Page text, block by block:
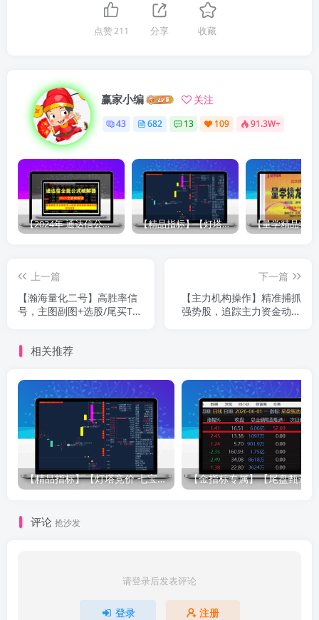
点赞211 分享 收藏
赢家小编 关注
43 682 13 109 91.3W+
【2024年 通达信公式解密器全能版】通达信指标公式密码解密器，全能版（无需卡密，不限电脑）原创独家 【精品指标】【灯塔竞价 七宝妙树 资金1号 龙年1号池】四合一完整版（众筹系列）
上一篇
【瀚海量化二号】高胜率信
号，主图副图+选股/尾买T1
下一篇
【主力机构操作】精准捕抓
强势股，追踪主力资金动向
相关推荐
【精品指标】【灯塔竞价 七宝妙树 资金1号 龙年1号池】四合一完整版（众筹系列）
评论 抢沙发
请登录后发表评论
登录 注册